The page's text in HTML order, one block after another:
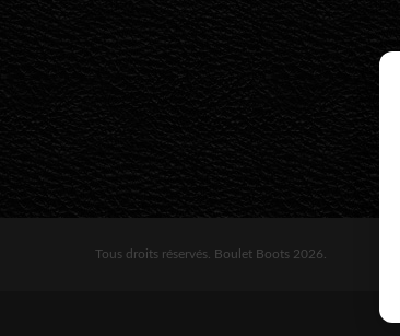
Tous droits réservés. Boulet Boots 2026.